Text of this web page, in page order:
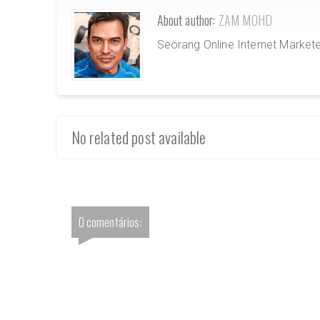
About author: ZAM MOHD
Seorang Online Internet
No related post available
0 comentários: